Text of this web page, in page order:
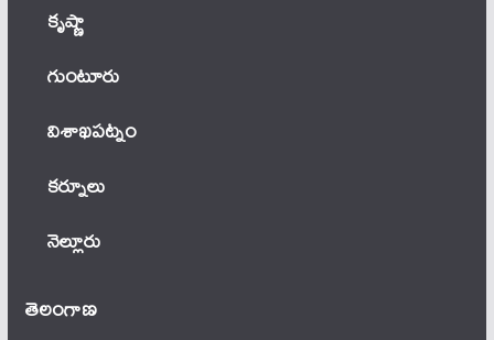
కృష్ణా
గుంటూరు
విశాఖపట్నం
కర్నూలు
నెల్లూరు
తెలంగాణ‌